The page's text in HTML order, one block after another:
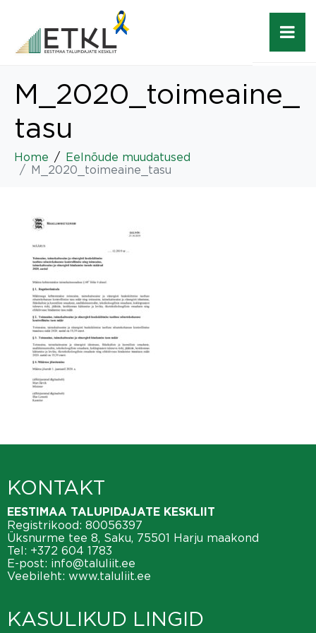
M_2020_toimeaine_
tasu
Home
Eelnõude muudatused
M_2020_toimeaine_tasu
KONTAKT
EESTIMAA TALUPIDAJATE KESKLIIT
Registrikood: 80056397
Üksnurme tee 8, Saku, 75501 Harju maakond
Tel: +372 604 1783
E-post: info@taluliit.ee
Veebileht: www.taluliit.ee
KASULIKUD LINGID